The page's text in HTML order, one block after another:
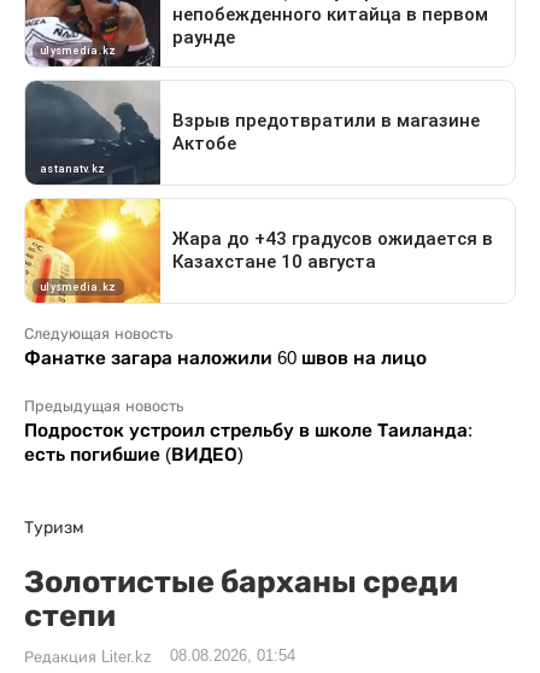
Следующая новость
Фанатке загара наложили 60 швов на лицо
Предыдущая новость
Подросток устроил стрельбу в школе Таиланда:
есть погибшие (ВИДЕО)
Туризм
Золотистые барханы среди
степи
Редакция Liter.kz 08.08.2026, 01:54